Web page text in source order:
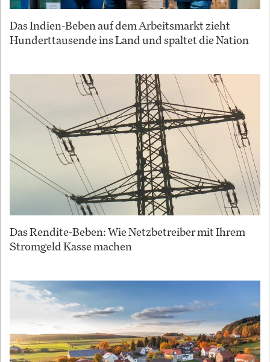
Das Indien-Beben auf dem Arbeitsmarkt zieht
Hunderttausende ins Land und spaltet die Nation
Das Rendite-Beben: Wie Netzbetreiber mit Ihrem
Stromgeld Kasse machen